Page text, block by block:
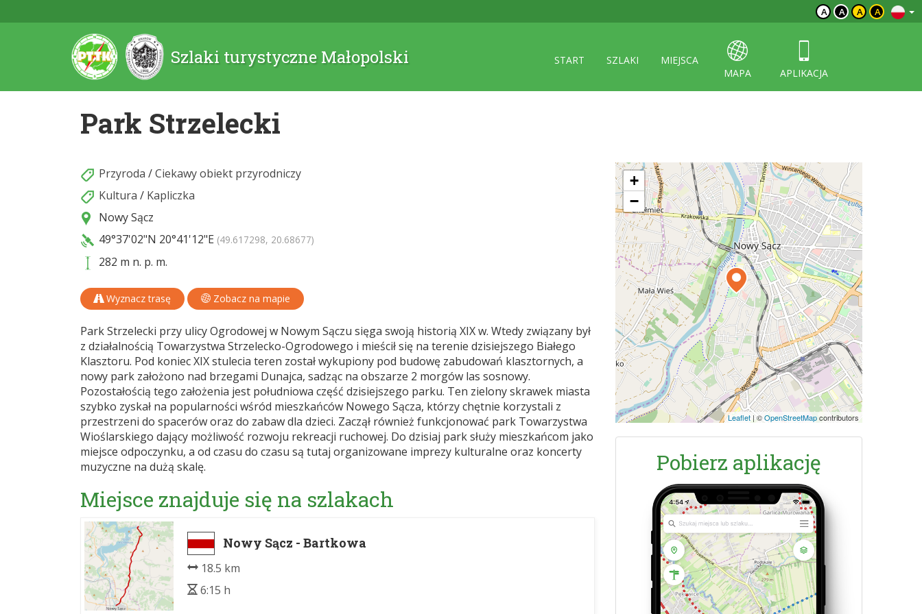
A A A A
Szlaki turystyczne Małopolski START SZLAKI
MIEJSCA
MAPA
APLIKACJA
Park Strzelecki
Przyroda /Ciekawy obiekt przyrodniczy
Kultura / Kapliczka
Nowy Sącz
49°37'02"N 20°41'12"E (49.617298, 20.68677)
282 m n. p. m.
Wyznacz trasę Zobacz na mapie
Park Strzelecki przy ulicy Ogrodowej w Nowym Sączu sięga swoją historią XIX w. Wtedy związany był
z działalnością Towarzystwa Strzelecko-Ogrodowego i mieścił się na terenie dzisiejszego Białego
Klasztoru. Pod koniec XIX stulecia teren został wykupiony pod budowę zabudowań klasztornych, a
nowy park założono nad brzegami Dunajca, sadząc na obszarze 2 morgów las sosnowy.
Pozostałością tego założenia jest południowa część dzisiejszego parku. Ten zielony skrawek miasta
szybko zyskał na popularności wśród mieszkańców Nowego Sącza, którzy chętnie korzystali z
przestrzeni do spacerów oraz do zabaw dla dzieci. Zaczął również funkcjonować park Towarzystwa
Wioślarskiego dający możliwość rozwoju rekreacji ruchowej. Do dzisiaj park służy mieszkańcom jako
miejsce odpoczynku, a od czasu do czasu są tutaj organizowane imprezy kulturalne oraz koncerty
muzyczne na dużą skalę.
Miejsce znajduje się na szlakach
Nowy Sącz - Bartkowa
18.5 km
6:15 h
+
−
Leaflet |©OpenStreetMapcontributors
Pobierz aplikację